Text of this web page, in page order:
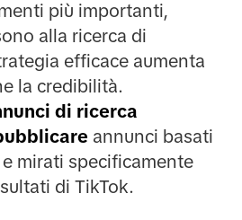
più importanti,
alla ricerca di
efficace aumenta
la credibilità.
di ricerca
annunci basati
mirati specificamente
di TikTok.